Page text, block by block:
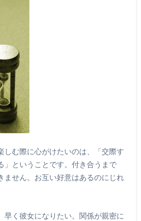
しむ際に心がけたいのは、「交際す
」ということです。付き合うまで
ません。お互い好意はあるのにじれ
早く彼女になりたい。関係が親密に